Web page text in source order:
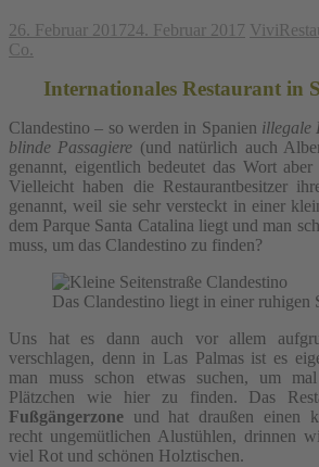
26. Februar 201724. Februar 2017 Vivi
Co.
Internationales Restaurant in
Clandestino – so werden in Spanien illegale
blinde Passagiere (und natürlich auch
genannt, eigentlich bedeutet das Wort aber
Vielleicht haben die Restaurantbesitzer
genannt, weil sie sehr versteckt in einer
dem Parque Santa Catalina liegt und man
muss, um das Clandestino zu finden?
Das Clandestino liegt in einer ruhigen
Uns hat es dann auch vor allem
verschlagen, denn in Las Palmas ist es
man muss schon etwas suchen, um
Plätzchen wie hier zu finden. Das
Fußgängerzone und hat draußen einen
recht ungemütlichen Alustühlen, drinnen
viel Rot und schönen Holztischen.